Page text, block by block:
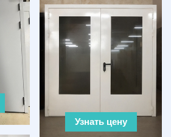
Узнать цену